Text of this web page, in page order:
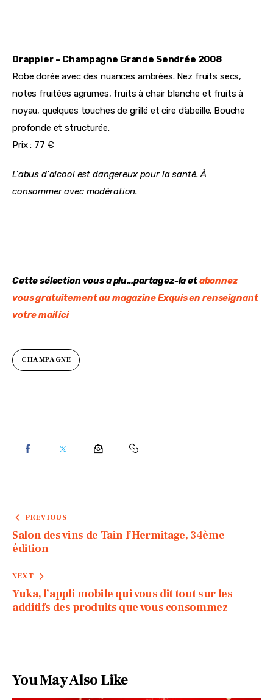
Drappier – Champagne Grande Sendrée 2008
Robe dorée avec des nuances ambrées. Nez fruits secs,
notes fruitées agrumes, fruits à chair blanche et fruits à
noyau, quelques touches de grillé et cire d’abeille. Bouche
profonde et structurée.
Prix : 77 €
L’abus d’alcool est dangereux pour la santé. À
consommer avec modération.
Cette sélection vous a plu…partagez-la et abonnez
vous gratuitement au magazine Exquis en renseignant
votre mail ici
CHAMPAGNE
PREVIOUS
Salon des vins de Tain l’Hermitage, 34ème
édition
NEXT
Yuka, l’appli mobile qui vous dit tout sur les
additifs des produits que vous consommez
You May Also Like